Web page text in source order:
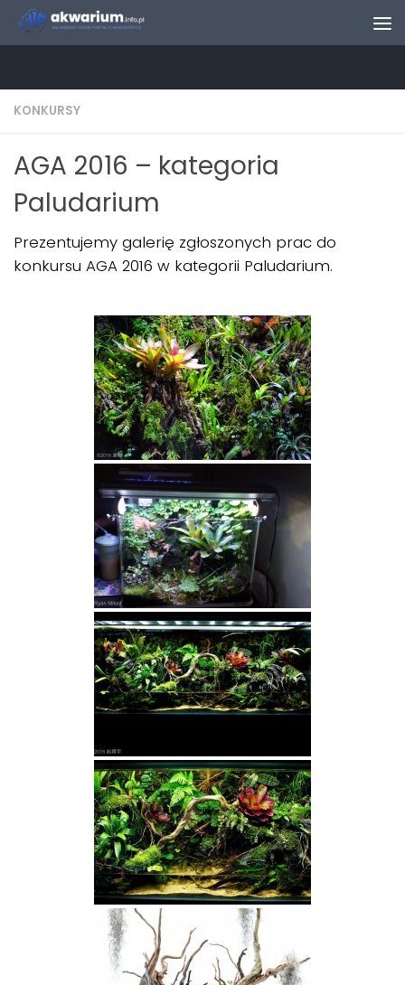
Skip to content
KONKURSY
AGA 2016 – kategoria
Paludarium
Prezentujemy galerię zgłoszonych prac do
konkursu AGA 2016 w kategorii Paludarium.